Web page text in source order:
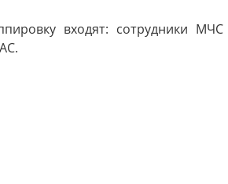
входят: сотрудники МЧС